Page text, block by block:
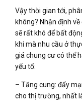
Vậy thời gian tới,
không? Nhận định
sẽ rất khó để bất
khi mà nhu cầu ở
giá chung cư có thể
yếu tố:
– Tăng cung: đẩy
cho thị trường, nhất